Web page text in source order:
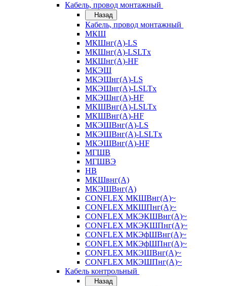
Кабель, провод монтажный
Назад
Кабель, провод монтажный
МКШ
МКШнг(А)-LS
МКШнг(А)-LSLTx
МКШнг(А)-HF
МКЭШ
МКЭШнг(А)-LS
МКЭШнг(А)-LSLTx
МКЭШнг(А)-HF
МКШВнг(A)-LSLTx
МКШВнг(А)-HF
МКЭШВнг(А)-LS
МКЭШВнг(A)-LSLTx
МКЭШВнг(А)-HF
МГШВ
МГШВЭ
НВ
МКШвнг(А)
МКЭШВнг(А)
CONFLEX МКШВнг(А)~
CONFLEX МКШПнг(А)~
CONFLEX МКЭКШВнг(А)~
CONFLEX МКЭКШПнг(А)~
CONFLEX МКЭфШВнг(А)~
CONFLEX МКЭфШПнг(А)~
CONFLEX МКЭШВнг(А)~
CONFLEX МКЭШПнг(А)~
Кабель контрольный
Назад